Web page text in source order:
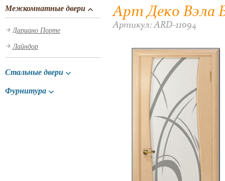
Межкомнатные двери
Дариано Порте
Лайндор
Стальные двери
Фурнитура
Арт Деко Вэла
Артикул: ARD-11094